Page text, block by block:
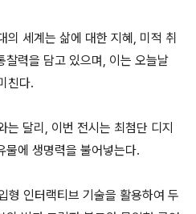
의 세계는 삶에 대한 지혜, 미적 취
찰력을 담고 있으며, 이는 오늘날
친다.
는 달리, 이번 전시는 최첨단 디지
물에 생명력을 불어넣는다.
형 인터랙티브 기술을 활용하여 두